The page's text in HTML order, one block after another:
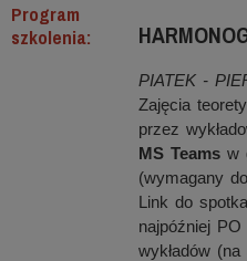
Program
szkolenia:
PIATEK -
Zajęcia
przez
MS Teamsw
(wymagany
Link do
najpóźniej
wykładów